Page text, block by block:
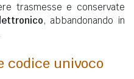
trasmesse e conservate
, abbandonando in
codice univoco